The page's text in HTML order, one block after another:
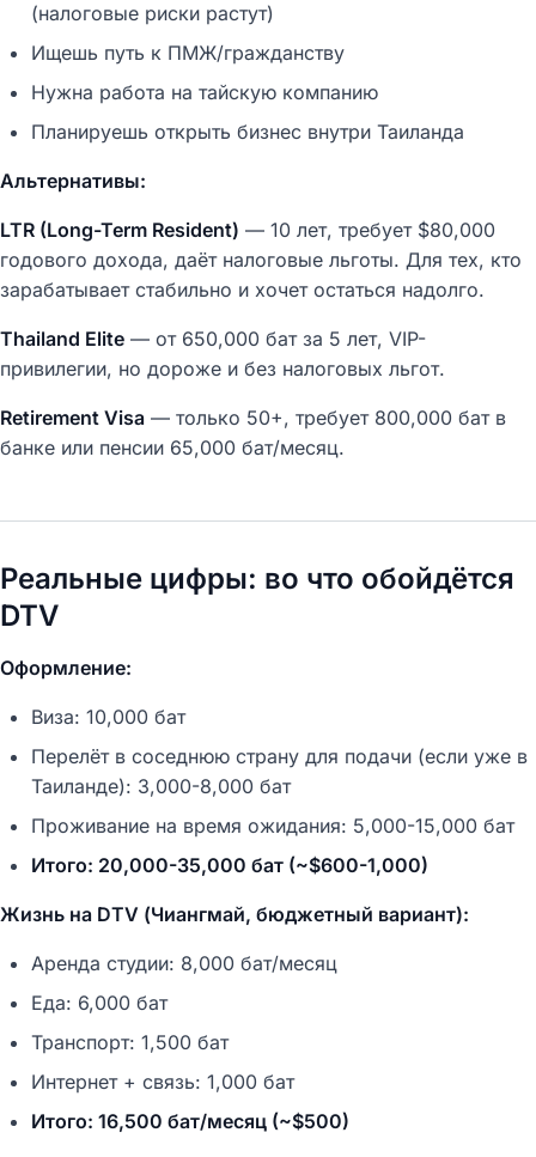
(налоговые риски растут)
Ищешь путь к ПМЖ/гражданству
Нужна работа на тайскую компанию
Планируешь открыть бизнес внутри Таиланда
Альтернативы:
LTR (Long-Term Resident) — 10 лет, требует $80,000
годового дохода, даёт налоговые льготы. Для тех, кто
зарабатывает стабильно и хочет остаться надолго.
Thailand Elite — от 650,000 бат за 5 лет, VIP-
привилегии, но дороже и без налоговых льгот.
Retirement Visa — только 50+, требует 800,000 бат в
банке или пенсии 65,000 бат/месяц.
Реальные цифры: во что обойдётся
DTV
Оформление:
Виза: 10,000 бат
Перелёт в соседнюю страну для подачи (если уже в
Таиланде): 3,000-8,000 бат
Проживание на время ожидания: 5,000-15,000 бат
Итого: 20,000-35,000 бат (~$600-1,000)
Жизнь на DTV (Чиангмай, бюджетный вариант):
Аренда студии: 8,000 бат/месяц
Еда: 6,000 бат
Транспорт: 1,500 бат
Интернет + связь: 1,000 бат
Итого: 16,500 бат/месяц (~$500)